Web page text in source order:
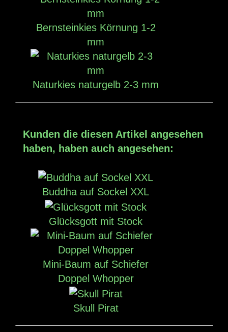
Bernsteinkies Körnung 1-2
mm
Naturkies naturgelb 2-3 mm
Kunden die diesen Artikel angesehen
haben, haben auch angesehen:
Buddha auf Sockel XXL
Glücksgott mit Stock
Mini-Baum auf Schiefer
Doppel Whopper
Skull Pirat